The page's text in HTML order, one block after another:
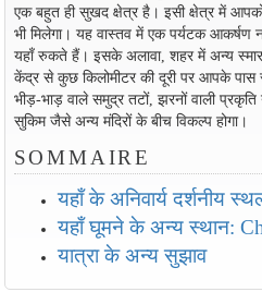
एक बहुत ही सुखद क्षेत्र है। इसी क्षेत्र में
भी मिलेगा। यह वास्तव में एक पर्यटक आकर्षण
यहाँ रुकते हैं। इसके अलावा, शहर में अन्य
केंद्र से कुछ किलोमीटर की दूरी पर आपके
भीड़-भाड़ वाले समुद्र तटों, झरनों वाली
सुकिम जैसे अन्य मंदिरों के बीच विकल्प होगा।
SOMMAIRE
यहाँ के अनिवार्य दर्शनीय
यहाँ घूमने के अन्य स्थान:
यात्रा के अन्य सुझाव